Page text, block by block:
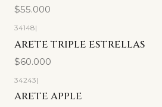
$55.000
34148|
ARETE TRIPLE ESTRELLAS
$60.000
34243|
ARETE APPLE